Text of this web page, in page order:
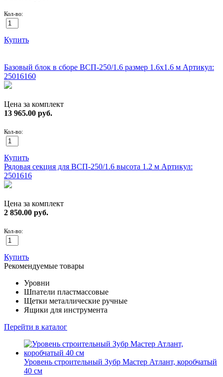
Кол-во:
Купить
Базовый блок в сборе ВСП-250/1.6 размер 1.6х1.6 м Артикул:
25016160
Цена за комплект
13 965.00 руб.
Кол-во:
Купить
Рядовая секция для ВСП-250/1.6 высота 1.2 м Артикул:
2501616
Цена за комплект
2 850.00 руб.
Кол-во:
Купить
Рекомендуемые товары
Уровни
Шпатели пластмассовые
Щетки металлические ручные
Ящики для инструмента
Перейти в каталог
Уровень строительный Зубр Мастер Атлант, коробчатый
40 см